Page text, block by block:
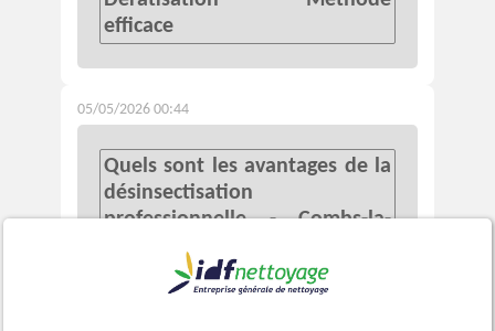
efficace
05/05/2026 00:44
Quels sont les avantages de la
désinsectisation
professionnelle - Combs-la-